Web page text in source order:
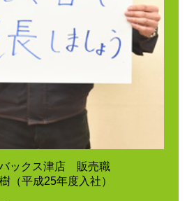
ックス津店 販売職
（平成25年度入社）